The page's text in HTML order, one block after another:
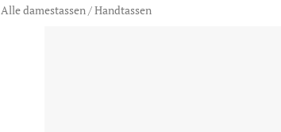
Alle damestassen/Handtassen